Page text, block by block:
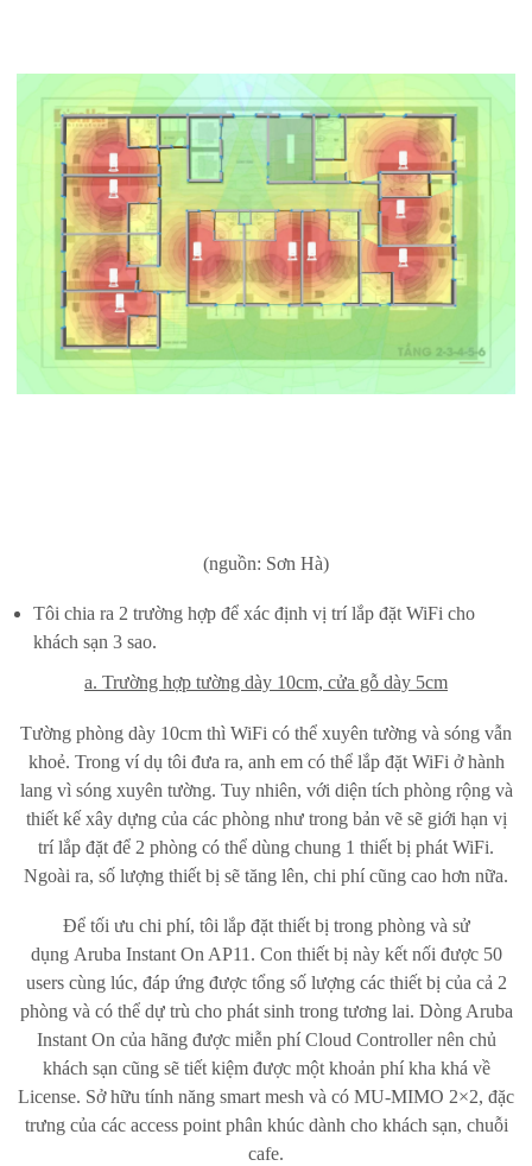
(nguồn: Sơn Hà)
Tôi chia ra 2 trường hợp để xác định vị trí lắp đặt WiFi cho
khách sạn 3 sao.
a. Trường hợp tường dày 10cm, cửa gỗ dày 5cm
Tường phòng dày 10cm thì WiFi có thể xuyên tường và sóng vẫn
khoẻ. Trong ví dụ tôi đưa ra, anh em có thể lắp đặt WiFi ở hành
lang vì sóng xuyên tường. Tuy nhiên, với diện tích phòng rộng và
thiết kế xây dựng của các phòng như trong bản vẽ sẽ giới hạn vị
trí lắp đặt để 2 phòng có thể dùng chung 1 thiết bị phát WiFi.
Ngoài ra, số lượng thiết bị sẽ tăng lên, chi phí cũng cao hơn nữa.
Để tối ưu chi phí, tôi lắp đặt thiết bị trong phòng và sử
dụng Aruba Instant On AP11. Con thiết bị này kết nối được 50
users cùng lúc, đáp ứng được tổng số lượng các thiết bị của cả 2
phòng và có thể dự trù cho phát sinh trong tương lai. Dòng Aruba
Instant On của hãng được miễn phí Cloud Controller nên chủ
khách sạn cũng sẽ tiết kiệm được một khoản phí kha khá về
License. Sở hữu tính năng smart mesh và có MU-MIMO 2×2, đặc
trưng của các access point phân khúc dành cho khách sạn, chuỗi
cafe.